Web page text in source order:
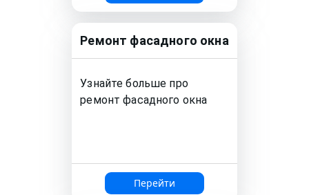
Ремонт фасадного окна
Узнайте больше про
ремонтфасадного окна
Перейти